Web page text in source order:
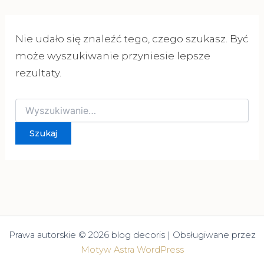
Nie udało się znaleźć tego, czego szukasz. Być
może wyszukiwanie przyniesie lepsze
rezultaty.
Szukaj
dla:
Prawa autorskie © 2026 blog decoris | Obsługiwane przez
Motyw Astra WordPress